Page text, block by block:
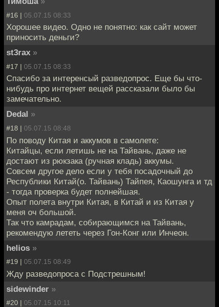
#16 | 05.07.15 08:33
Хорошее видео. Одно не понятно: как сайт может
приносить деньги?
st3rax »
#17 | 05.07.15 08:33
Спасибо за интеренсый разведопрос. Еще бы что-
нибудь про интернет вещей рассказали было бы
замечательно.
Dedal »
#18 | 05.07.15 08:48
По поводу Китая и аккумов в самолете:
Китайцы, если летишь не на Тайвань, даже не
достают из рюкзака (ручная кладь) аккумы.
Совсем другое дело если у тебя посадочный до
Республики Китай(о. Тайвань) Тайпея, Каошунга и тд
- тогда проверка будет полнейшая.
Опыт полета внутри Китая, в Китай и из Китая у
меня оч большой.
Так что камрадам, собирающимся на Тайвань,
рекомендую лететь через Гон-Конг или Инчеон.
helios »
#19 | 05.07.15 08:49
Жду разведопроса с Подстрешным!
sidewinder »
#20 | 05.07.15 10:11